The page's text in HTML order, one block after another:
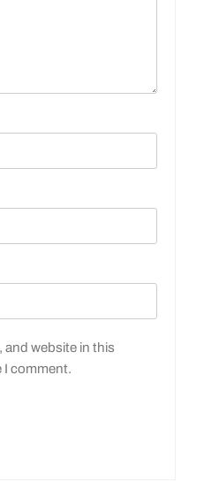
and website in this
I comment.